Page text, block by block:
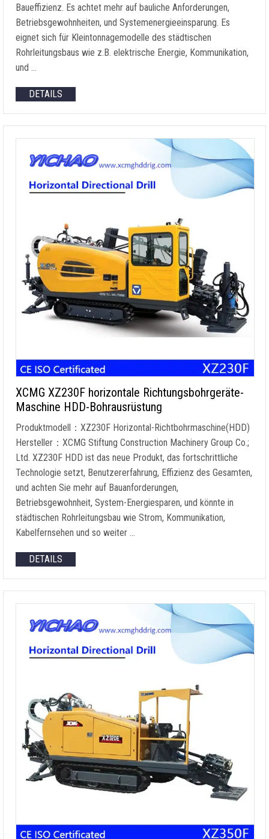
Baueffizienz. Es achtet mehr auf bauliche Anforderungen,
Betriebsgewohnheiten, und Systemenergieeinsparung. Es
eignet sich für Kleintonnagemodelle des städtischen
Rohrleitungsbaus wie z.B. elektrische Energie, Kommunikation,
und …
DETAILS
XCMG XZ230F horizontale Richtungsbohrgeräte-
Maschine HDD-Bohrausrüstung
Produktmodell：XZ230F Horizontal-Richtbohrmaschine(HDD)
Hersteller：XCMG Stiftung Construction Machinery Group Co.;
Ltd. XZ230F HDD ist das neue Produkt, das fortschrittliche
Technologie setzt, Benutzererfahrung, Effizienz des Gesamten,
und achten Sie mehr auf Bauanforderungen,
Betriebsgewohnheit, System-Energiesparen, und könnte in
städtischen Rohrleitungsbau wie Strom, Kommunikation,
Kabelfernsehen und so weiter …
DETAILS